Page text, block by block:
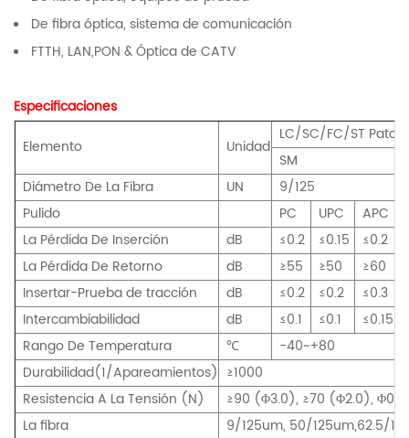
De fibra óptica, sistema de comunicación
FTTH, LAN,PON & Óptica de CATV
Especificaciones
Elemento
Unidad
LC/SC/FC/ST
SM
Diámetro De La Fibra
UN 9/125
Pulido
PC UPC APC
La Pérdida De Inserción
dB ≤0.2 ≤0.15 ≤0.2
La Pérdida De Retorno
dB ≥55 ≥50 ≥60
Insertar-Prueba de tracción
dB ≤0.2 ≤0.2 ≤0.3
Intercambiabilidad
dB ≤0.1 ≤0.1 ≤0.15
Rango De Temperatura
℃
-40~+80
Durabilidad(1/Apareamientos) ≥1000
Resistencia A La Tensión (N)
≥90 (Φ3.0), ≥70 (Φ2.0), Φ0.9
La fibra
9/125um, 50/125um,62.5/